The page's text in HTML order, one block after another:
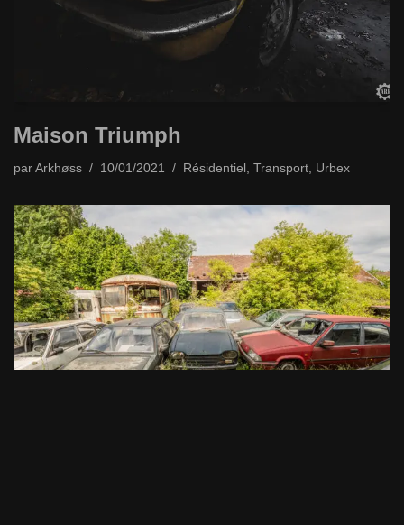
Maison Triumph
par Arkhøss 10/01/2021 Résidentiel Transport Urbex